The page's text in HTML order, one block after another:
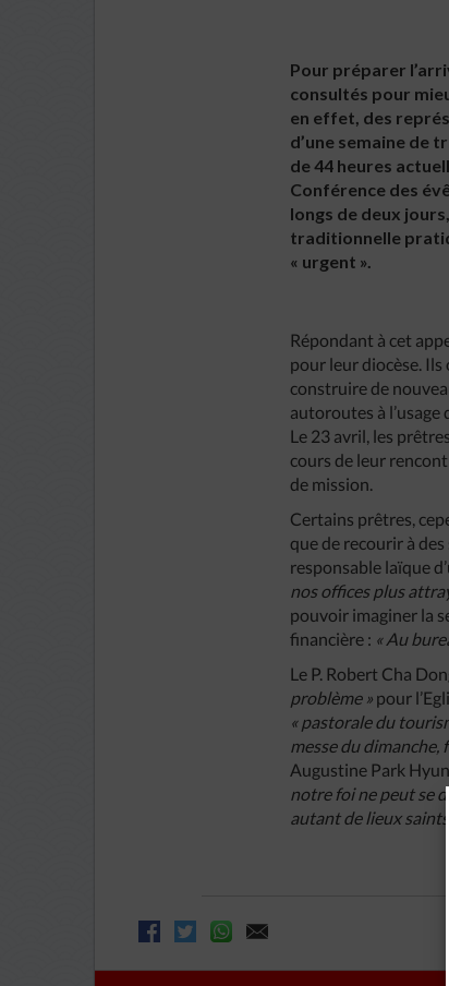
Pour préparer
consultés pour
en effet, des
d’une semaine de
de 44 heures
Conférence des
longs de deux
traditionnelle
« urgent ».
Répondant à cet
pour leur diocèse.
construire de
autoroutes à
Le 23 avril, les
cours de leur
de mission.
Certains prêtres,
que de recourir à
responsable laïque
nos offices plus
pouvoir imaginer la
financière : « Au
Le P. Robert Cha
problème » pour
« pastorale du
messe du dimanche,
Augustine Park
notre foi ne peut se
autant de lieux